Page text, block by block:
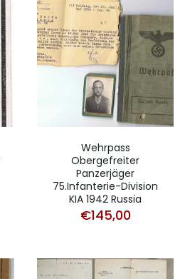
Wehrpass
Obergefreiter
Panzerjäger
75.Infanterie-Division
KIA 1942 Russia
€145,00